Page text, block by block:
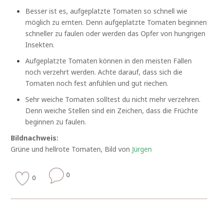
Besser ist es, aufgeplatzte Tomaten so schnell wie
möglich zu ernten. Denn aufgeplatzte Tomaten beginnen
schneller zu faulen oder werden das Opfer von hungrigen
Insekten.
Aufgeplatzte Tomaten können in den meisten Fällen
noch verzehrt werden. Achte darauf, dass sich die
Tomaten noch fest anfühlen und gut riechen.
Sehr weiche Tomaten solltest du nicht mehr verzehren.
Denn weiche Stellen sind ein Zeichen, dass die Früchte
beginnen zu faulen.
Bildnachweis:
Grüne und hellrote Tomaten, Bild von Jürgen
0 0